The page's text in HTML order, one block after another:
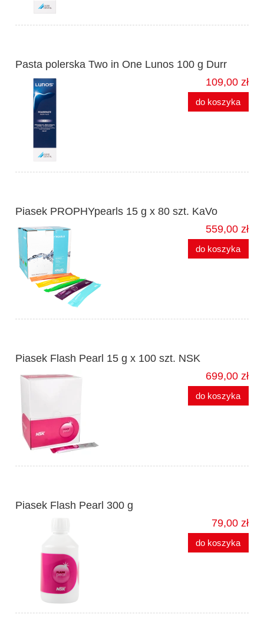
Pasta polerska Two in One Lunos 100 g Durr
109,00 zł
do koszyka
Piasek PROPHYpearls 15 g x 80 szt. KaVo
559,00 zł
do koszyka
Piasek Flash Pearl 15 g x 100 szt. NSK
699,00 zł
do koszyka
Piasek Flash Pearl 300 g
79,00 zł
do koszyka